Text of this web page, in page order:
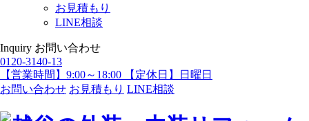
お見積もり
LINE相談
Inquiry お問い合わせ
0120-3140-13
【営業時間】9:00～18:00 【定休日】日曜日
お問い合わせ お見積もり LINE相談